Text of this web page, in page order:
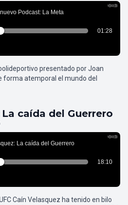
presentado por Joan
forma atemporal el mundo del
caída del Guerrero
Caín Velasquez ha tenido en bilo